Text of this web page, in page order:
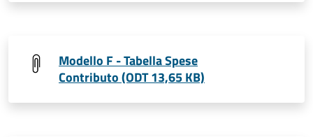
Modello F - Tabella Spese
Contributo (ODT 13,65 KB)